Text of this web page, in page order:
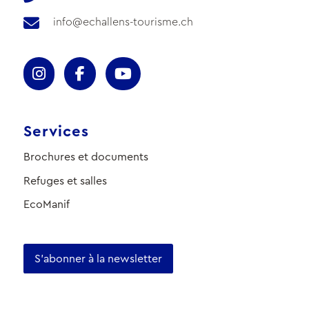
info@echallens-tourisme.ch
Services
Brochures et documents
Refuges et salles
EcoManif
S'abonner à la newsletter